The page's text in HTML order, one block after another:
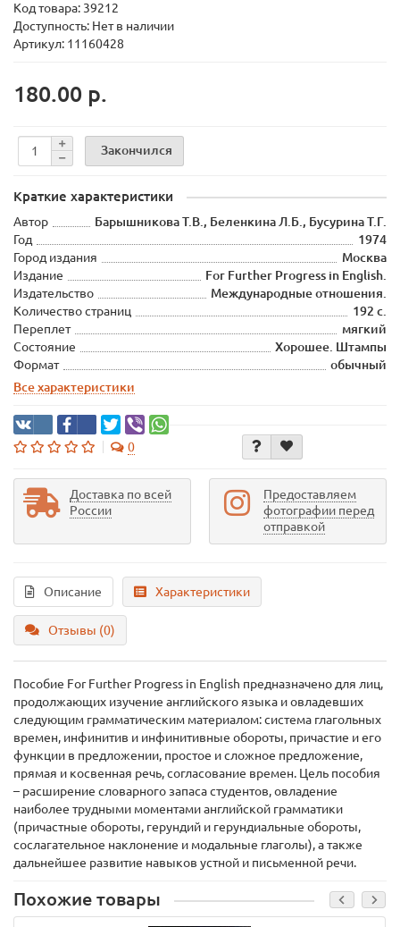
Код товара: 39212
Доступность: Нет в наличии
Артикул: 11160428
180.00 р.
Закончился
Краткие характеристики
Автор
Барышникова Т.В., Беленкина Л.Б., Бусурина Т.Г.
Год
1974
Город издания
Москва
Издание
For Further Progress in English.
Издательство
Международные отношения.
Количество страниц
192 с.
Переплет
мягкий
Состояние
Хорошее. Штампы
Формат
обычный
Все характеристики
0
Доставка по всей
России
Предоставляем
фотографии перед
отправкой
Описание Характеристики
Отзывы (0)
Пособие For Further Progress in English предназначено для лиц,
продолжающих изучение английского языка и овладевших
следующим грамматическим материалом: система глагольных
времен, инфинитив и инфинитивные обороты, причастие и его
функции в предложении, простое и сложное предложение,
прямая и косвенная речь, согласование времен. Цель пособия
– расширение словарного запаса студентов, овладение
наиболее трудными моментами английской грамматики
(причастные обороты, герундий и герундиальные обороты,
сослагательное наклонение и модальные глаголы), а также
дальнейшее развитие навыков устной и письменной речи.
Похожие товары